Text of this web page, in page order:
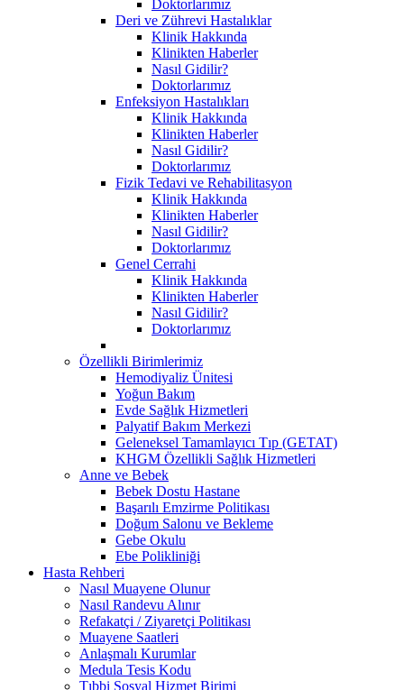
Doktorlarımız
Deri ve Zührevi Hastalıklar
Klinik Hakkında
Klinikten Haberler
Nasıl Gidilir?
Doktorlarımız
Enfeksiyon Hastalıkları
Klinik Hakkında
Klinikten Haberler
Nasıl Gidilir?
Doktorlarımız
Fizik Tedavi ve Rehabilitasyon
Klinik Hakkında
Klinikten Haberler
Nasıl Gidilir?
Doktorlarımız
Genel Cerrahi
Klinik Hakkında
Klinikten Haberler
Nasıl Gidilir?
Doktorlarımız
Özellikli Birimlerimiz
Hemodiyaliz Ünitesi
Yoğun Bakım
Evde Sağlık Hizmetleri
Palyatif Bakım Merkezi
Geleneksel Tamamlayıcı Tıp (GETAT)
KHGM Özellikli Sağlık Hizmetleri
Anne ve Bebek
Bebek Dostu Hastane
Başarılı Emzirme Politikası
Doğum Salonu ve Bekleme
Gebe Okulu
Ebe Polikliniği
Hasta Rehberi
Nasıl Muayene Olunur
Nasıl Randevu Alınır
Refakatçi / Ziyaretçi Politikası
Muayene Saatleri
Anlaşmalı Kurumlar
Medula Tesis Kodu
Tıbbi Sosyal Hizmet Birimi